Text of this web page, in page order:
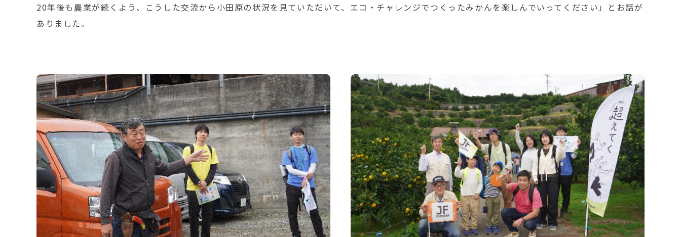
20年後も農業が続くよう、こうした交流から小田原の状況を見ていただいて、エコ・チャレンジでつくったみかんを楽しんでいってください」とお話が
ありました。